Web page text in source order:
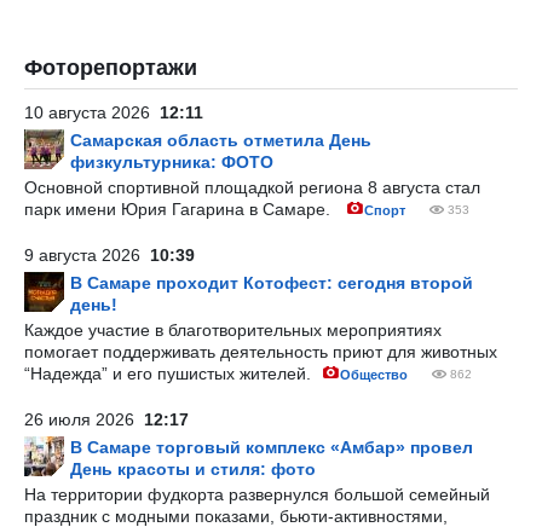
Фоторепортажи
10 августа 2026 12:11
Самарская область отметила День
физкультурника: ФОТО
Основной спортивной площадкой региона 8 августа стал
парк имени Юрия Гагарина в Самаре.
Спорт 353
9 августа 2026 10:39
В Самаре проходит Котофест: сегодня второй
день!
Каждое участие в благотворительных мероприятиях
помогает поддерживать деятельность приют для животных
“Надежда” и его пушистых жителей.
Общество 862
26 июля 2026 12:17
В Самаре торговый комплекс «Амбар» провел
День красоты и стиля: фото
На территории фудкорта развернулся большой семейный
праздник с модными показами, бьюти-активностями,